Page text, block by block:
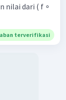
nilai dari ( f ∘
terverifikasi